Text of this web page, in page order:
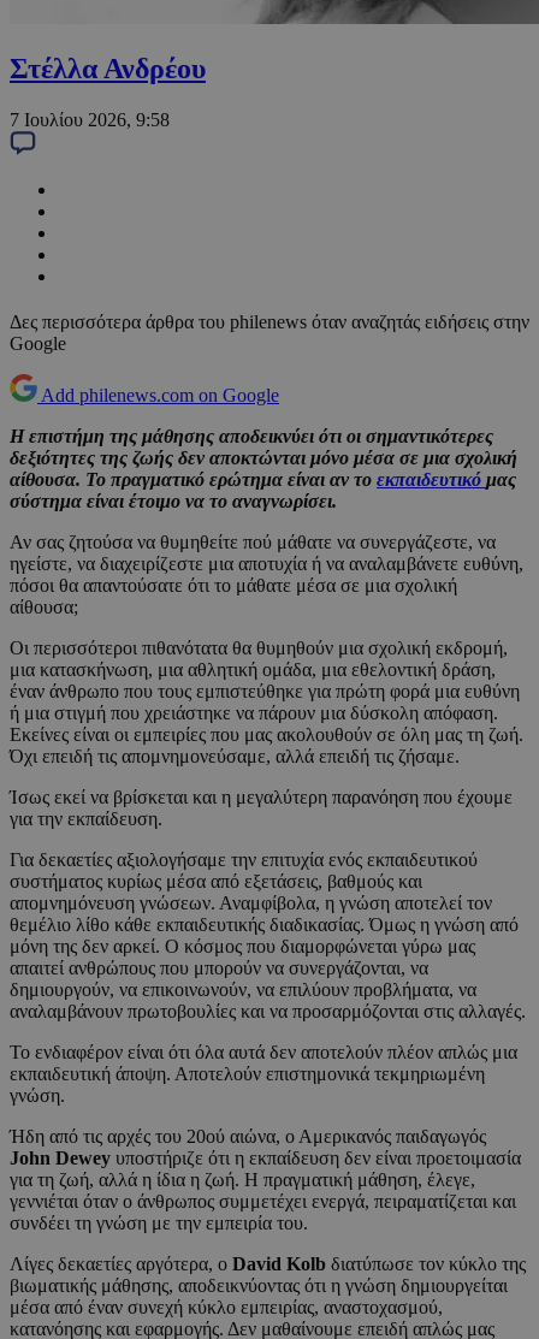
Στέλλα Ανδρέου
7 Ιουλίου 2026, 9:58
Δες περισσότερα άρθρα του philenews όταν αναζητάς ειδήσεις στην
Google
Add philenews.com on Google
Η επιστήμη της μάθησης αποδεικνύει ότι οι σημαντικότερες
δεξιότητες της ζωής δεν αποκτώνται μόνο μέσα σε μια σχολική
αίθουσα. Το πραγματικό ερώτημα είναι αν το εκπαιδευτικό μας
σύστημα είναι έτοιμο να το αναγνωρίσει.
Αν σας ζητούσα να θυμηθείτε πού μάθατε να συνεργάζεστε, να
ηγείστε, να διαχειρίζεστε μια αποτυχία ή να αναλαμβάνετε ευθύνη,
πόσοι θα απαντούσατε ότι το μάθατε μέσα σε μια σχολική
αίθουσα;
Οι περισσότεροι πιθανότατα θα θυμηθούν μια σχολική εκδρομή,
μια κατασκήνωση, μια αθλητική ομάδα, μια εθελοντική δράση,
έναν άνθρωπο που τους εμπιστεύθηκε για πρώτη φορά μια ευθύνη
ή μια στιγμή που χρειάστηκε να πάρουν μια δύσκολη απόφαση.
Εκείνες είναι οι εμπειρίες που μας ακολουθούν σε όλη μας τη ζωή.
Όχι επειδή τις απομνημονεύσαμε, αλλά επειδή τις ζήσαμε.
Ίσως εκεί να βρίσκεται και η μεγαλύτερη παρανόηση που έχουμε
για την εκπαίδευση.
Για δεκαετίες αξιολογήσαμε την επιτυχία ενός εκπαιδευτικού
συστήματος κυρίως μέσα από εξετάσεις, βαθμούς και
απομνημόνευση γνώσεων. Αναμφίβολα, η γνώση αποτελεί τον
θεμέλιο λίθο κάθε εκπαιδευτικής διαδικασίας. Όμως η γνώση από
μόνη της δεν αρκεί. Ο κόσμος που διαμορφώνεται γύρω μας
απαιτεί ανθρώπους που μπορούν να συνεργάζονται, να
δημιουργούν, να επικοινωνούν, να επιλύουν προβλήματα, να
αναλαμβάνουν πρωτοβουλίες και να προσαρμόζονται στις αλλαγές.
Το ενδιαφέρον είναι ότι όλα αυτά δεν αποτελούν πλέον απλώς μια
εκπαιδευτική άποψη. Αποτελούν επιστημονικά τεκμηριωμένη
γνώση.
Ήδη από τις αρχές του 20ού αιώνα, ο Αμερικανός παιδαγωγός
John Dewey υποστήριζε ότι η εκπαίδευση δεν είναι προετοιμασία
για τη ζωή, αλλά η ίδια η ζωή. Η πραγματική μάθηση, έλεγε,
γεννιέται όταν ο άνθρωπος συμμετέχει ενεργά, πειραματίζεται και
συνδέει τη γνώση με την εμπειρία του.
Λίγες δεκαετίες αργότερα, ο David Kolb διατύπωσε τον κύκλο της
βιωματικής μάθησης, αποδεικνύοντας ότι η γνώση δημιουργείται
μέσα από έναν συνεχή κύκλο εμπειρίας, αναστοχασμού,
κατανόησης και εφαρμογής. Δεν μαθαίνουμε επειδή απλώς μας